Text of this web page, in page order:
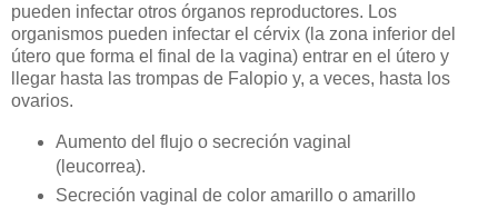
pueden infectar otros órganos reproductores. Los
organismos pueden infectar el cérvix (la zona inferior del
útero que forma el final de la vagina) entrar en el útero y
llegar hasta las trompas de Falopio y, a veces, hasta los
ovarios.
Aumento del flujo o secreción vaginal
(leucorrea).
Secreción vaginal de color amarillo o amarillo